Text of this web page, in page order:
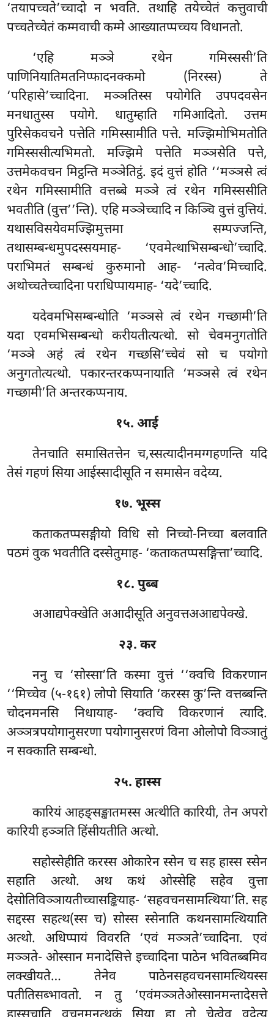
‘तयापच्चते’च्चादो न भवति. तथाहि तयेच्चेतं कत्तुवाची
पच्चतेच्चेतं कम्मवाची कम्मे आख्यातप्पच्चय विधानतो.
‘एहि मञ्ञे रथेन गमिस्ससी’ति
पाणिनियातिमतनिप्फादनक्कमो (निरस्स) ते
‘परिहासे’च्चादिना. मञ्ञतिस्स पयोगेति उपपदवसेन
मनधातुस्स पयोगे. धातुम्हाति गमिआदितो. उत्तम
पुरिसेकवचने पत्तेति गमिस्सामीति पत्ते. मज्झिमोभिमतोति
गमिस्ससीत्यभिमतो. मज्झिमे पत्तेति मञ्ञसेति पत्ते,
उत्तमेकवचन मिट्ठन्ति मञ्ञेतिट्ठं. इदं वुत्तं होति ‘‘मञ्ञसे त्वं
रथेन गमिस्सामीति वत्तब्बे मञ्ञे त्वं रथेन गमिस्ससीति
भवतीति (वुत्त’’न्ति). एहि मञ्ञेच्चादि न किञ्चि वुत्तं वुत्तियं.
यथासविसयेवमज्झिमुत्तमा सम्पज्जन्ति,
तथासम्बन्धमुपदस्सयमाह- ‘एवमेत्थाभिसम्बन्धो’च्चादि.
पराभिमतं सम्बन्धं कुरुमानो आह- ‘नत्वेव’मिच्चादि.
अथोच्चतेच्चादिना पराधिप्पायमाह- ‘यदे’च्चादि.
यदेवमभिसम्बन्धोति ‘मञ्ञसे त्वं रथेन गच्छामी’ति
यदा एवमभिसम्बन्धो करीयतीत्यत्थो. सो चेवमनुगतोति
‘मञ्ञे अहं त्वं रथेन गच्छसि’च्चेवं सो च पयोगो
अनुगतोत्यत्थो. पकारन्तरकप्पनायाति ‘मञ्ञसे त्वं रथेन
गच्छामी’ति अन्तरकप्पनाय.
१५. आई
तेनचाति समासितत्तेन च,स्सत्यादीनमग्गहणन्ति यदि
तेसं गहणं सिया आईस्सादीसूति न समासेन वदेय्य.
१७. भूस्स
कताकतप्पसङ्गीयो विधि सो निच्चो-निच्चा बलवाति
पठमं वुक भवतीति दस्सेतुमाह- ‘कताकतप्पसङ्गित्ता’च्चादि.
१८. पुब्ब
अआद्यपेक्खेति अआदीसूति अनुवत्तअआद्यपेक्खे.
२३. कर
ननु च ‘सोस्सा’ति कस्मा वुत्तं ‘‘क्वचि विकरणान
‘‘मिच्चेव (५-१६१) लोपो सियाति ‘करस्स कु’न्ति वत्तब्बन्ति
चोदनमनसि निधायाह- ‘क्वचि विकरणानं त्यादि.
अञ्ञत्रपयोगानुसरणा पयोगानुसरणं विना ओलोपो विञ्ञातुं
न सक्काति सम्बन्धो.
२५. हास्स
कारियं आहङ्सङ्खातमस्स अत्थीति कारियी, तेन अपरो
कारियी हञ्ञति हिंसीयतीति अत्थो.
सहोस्सेहीति करस्स ओकारेन स्सेन च सह हास्स स्सेन
सहाति अत्थो. अथ कथं ओस्सेहि सहेव वुत्ता
देसोतिविञ्ञायतीच्चासङ्कियाह- ‘सहवचनसामत्थिया’ति. सह
सद्दस्स सहत्थ(स्स च) सोस्स स्सेनाति कथनसामत्थियाति
अत्थो. अधिप्पायं विवरति ‘एवं मञ्ञते’च्चादिना. एवं
मञ्ञते- ओस्सान मनादेसित्ते इच्चादिना पाठेन भवितब्बमिव
लक्खीयते… तेनेव पाठेनसहवचनसामत्थियस्स
पतीतिसब्भावतो. न तु ‘एवंमञ्ञतेओस्सानमन्तादेसत्ते